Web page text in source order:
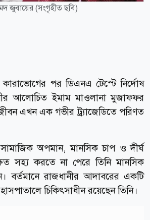
জুবায়ের (সংগৃহীত ছবি)
কারাভোগের পর ডিএনএ টেস্টে নির্দোষ
আলোচিত ইমাম মাওলানা মুজাফফর
এখন এক গভীর ট্র্যাজেডিতে পরিণত
অপমান, মানসিক চাপ ও দীর্ঘ
সহ্য করতে না পেরে তিনি মানসিক
বর্তমানে রাজধানীর আদাবরের একটি
চিকিৎসাধীন রয়েছেন তিনি।